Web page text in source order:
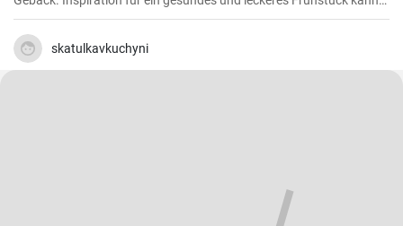
man nie genug haben.
skatulkavkuchyni